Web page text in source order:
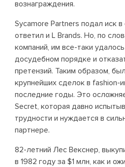
вознаграждения.
Sycamore Partners подал иск
ответил и L Brands. Но, по
компаний, им все-таки
досудебном порядке и
претензий. Таким образом,
крупнейших сделок в fashion-
последние годы. Это
Secret, которая давно
трудности и нуждается в
партнере.
82-летний Лес Векснер,
в 1982 году за $1 млн, как и